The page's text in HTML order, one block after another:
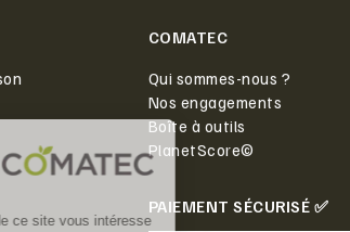
COMATEC
Qui sommes-nous ?
Nos engagements
Boîte à outils
PlanetScore©
PAIEMENT SÉCURISÉ ✅